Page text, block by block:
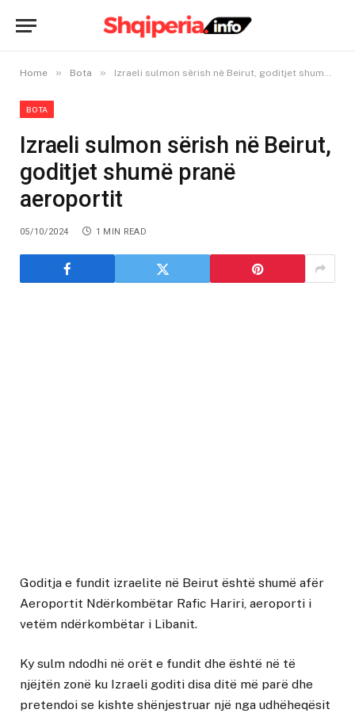
Home » Bota » Izraeli sulmon sërish në Beirut, goditjet shumë pranë aeroportit
BOTA
Izraeli sulmon sërish në Beirut,
goditjet shumë pranë
aeroportit
05/10/2024 1 MIN READ
Goditja e fundit izraelite në Beirut është shumë afër
Aeroportit Ndërkombëtar Rafic Hariri, aeroporti i
vetëm ndërkombëtar i Libanit.
Ky sulm ndodhi në orët e fundit dhe është në të
njëjtën zonë ku Izraeli goditi disa ditë më parë dhe
pretendoi se kishte shënjestruar një nga udhëheqësit